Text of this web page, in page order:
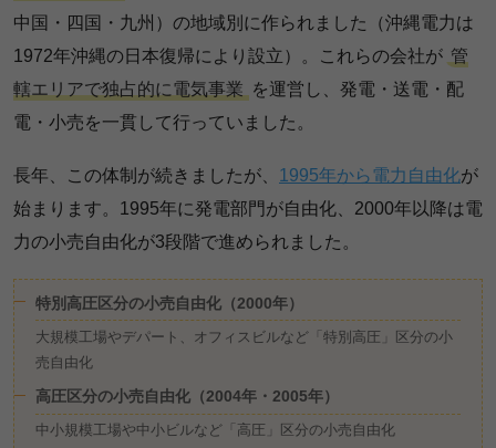
中国・四国・九州）の地域別に作られました（沖縄電力は
1972年沖縄の日本復帰により設立）。これらの会社が 管
轄エリアで独占的に電気事業 を運営し、発電・送電・配
電・小売を一貫して行っていました。
長年、この体制が続きましたが、 1995年から電力自由化が
始まります。1995年に発電部門が自由化、2000年以降は電
力の小売自由化が3段階で進められました。
特別高圧区分の小売自由化（2000年）
大規模工場やデパート、オフィスビルなど「特別高圧」区分の小
売自由化
高圧区分の小売自由化（2004年・2005年）
中小規模工場や中小ビルなど「高圧」区分の小売自由化